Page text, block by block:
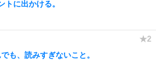
トに出かける。
も、読みすぎないこと。